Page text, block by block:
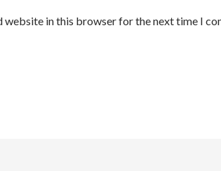
website in this browser for the next time I